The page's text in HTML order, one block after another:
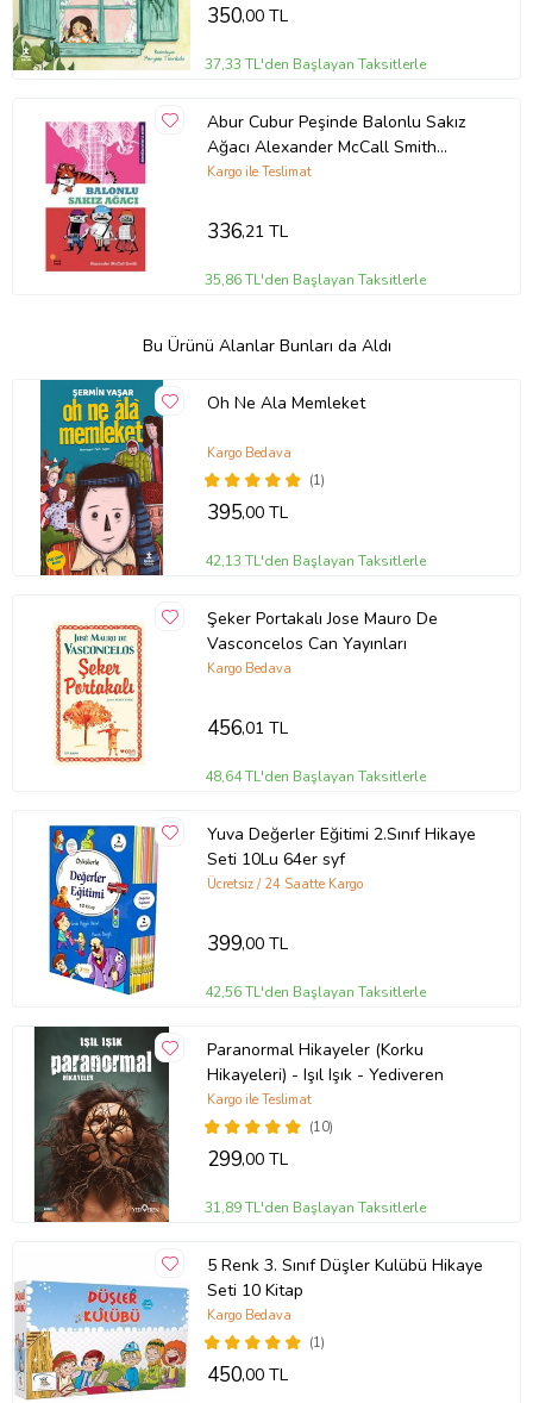
350,00 TL
37,33 TL'den Başlayan Taksitlerle
Abur Cubur Peşinde Balonlu Sakız
Ağacı Alexander McCall Smith
Günışığı Kitaplığı
Kargo ile Teslimat
336,21 TL
35,86 TL'den Başlayan Taksitlerle
Bu Ürünü Alanlar Bunları da Aldı
Oh Ne Ala Memleket
(1)
Kargo Bedava
395,00 TL
42,13 TL'den Başlayan Taksitlerle
Şeker Portakalı Jose Mauro De
Vasconcelos Can Yayınları
Kargo Bedava
456,01 TL
48,64 TL'den Başlayan Taksitlerle
Yuva Değerler Eğitimi 2.Sınıf Hikaye
Seti 10Lu 64er syf
Ücretsiz / 24 Saatte Kargo
399,00 TL
42,56 TL'den Başlayan Taksitlerle
Paranormal Hikayeler (Korku
Hikayeleri) - Işıl Işık - Yediveren
(10)
Kargo ile Teslimat
299,00 TL
31,89 TL'den Başlayan Taksitlerle
5 Renk 3. Sınıf Düşler Kulübü Hikaye
Seti 10 Kitap
(1)
Kargo Bedava
450,00 TL